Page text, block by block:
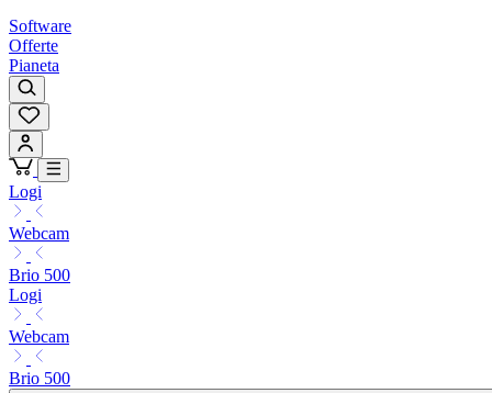
Software
Offerte
Pianeta
Logi
Webcam
Brio 500
Logi
Webcam
Brio 500